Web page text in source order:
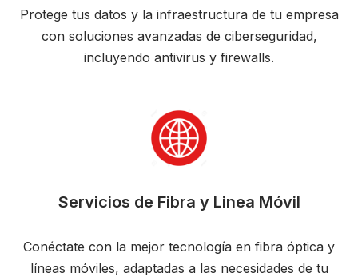
Protege tus datos y la infraestructura de tu empresa
con soluciones avanzadas de ciberseguridad,
incluyendo antivirus y firewalls.
Servicios de Fibra y Linea Móvil
Conéctate con la mejor tecnología en fibra óptica y
líneas móviles, adaptadas a las necesidades de tu